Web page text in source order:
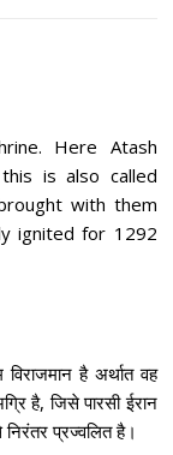
Here Atash
is also called
with them
ignited for 1292
है अर्थात वह
है, जिसे पारसी ईरान
प्रज्वलित है।